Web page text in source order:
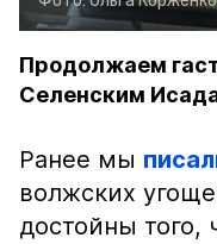
Продолжаем
Селенским
Ранее мы
волжских
достойны того,